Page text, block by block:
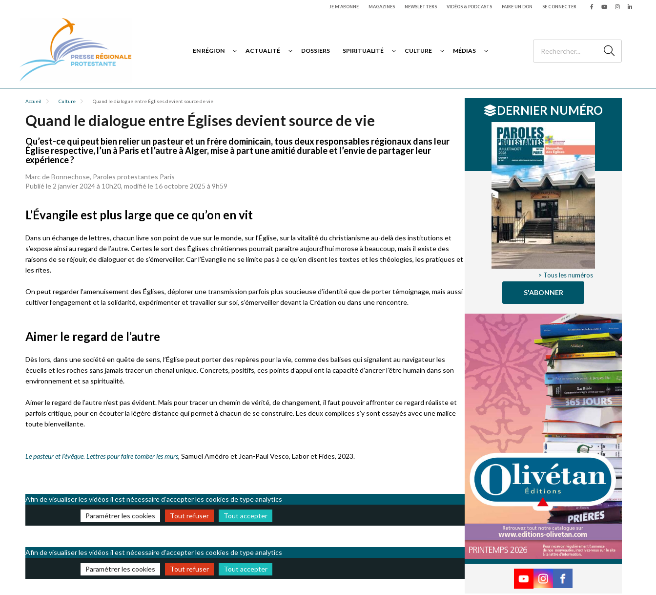
JE M'ABONNE MAGAZINES NEWSLETTERS VIDÉOS & PODCASTS FAIRE UN DON SE CONNECTER
EN RÉGION ACTUALITÉ DOSSIERS SPIRITUALITÉ CULTURE MÉDIAS
Accueil Culture Quand le dialogue entre Églises devient source de vie
Quand le dialogue entre Églises devient source de vie
Qu’est-ce qui peut bien relier un pasteur et un frère dominicain, tous deux responsables régionaux dans leur
Église respective, l’un à Paris et l’autre à Alger, mise à part une amitié durable et l’envie de partager leur
expérience ?
Marc de Bonnechose, Paroles protestantes Paris
Publié le 2 janvier 2024 à 10h20, modifié le 16 octobre 2025 à 9h59
L’Évangile est plus large que ce qu’on en vit
Dans un échange de lettres, chacun livre son point de vue sur le monde, sur l’Église, sur la vitalité du christianisme au-delà des institutions et
s’expose ainsi au regard de l’autre. Certes le sort des Églises chrétiennes pourrait paraître aujourd’hui morose à beaucoup, mais il existe des
raisons de se réjouir, de dialoguer et de s’émerveiller. Car l’Évangile ne se limite pas à ce qu’en disent les textes et les théologies, les pratiques et
les rites.
On peut regarder l’amenuisement des Églises, déplorer une transmission parfois plus soucieuse d’identité que de porter témoignage, mais aussi
cultiver l’engagement et la solidarité, expérimenter et travailler sur soi, s’émerveiller devant la Création ou dans une rencontre.
Aimer le regard de l’autre
Dès lors, dans une société en quête de sens, l’Église peut porter des repères pour la vie, comme des balises qui signalent au navigateur les
écueils et les roches sans jamais tracer un chenal unique. Concrets, positifs, ces points d’appui ont la capacité d’ancrer l’être humain dans son
environnement et sa spiritualité.
Aimer le regard de l’autre n’est pas évident. Mais pour tracer un chemin de vérité, de changement, il faut pouvoir affronter ce regard réaliste et
parfois critique, pour en écouter la légère distance qui permet à chacun de se construire. Les deux complices s’y sont essayés avec une malice
toute bienveillante.
Le pasteur et l’évêque. Lettres pour faire tomber les murs, Samuel Amédro et Jean-Paul Vesco, Labor et Fides, 2023.
Afin de visualiser les vidéos il est nécessaire d’accepter les cookies de type analytics
Paramétrer les cookies
Tout refuser Tout accepter
Afin de visualiser les vidéos il est nécessaire d’accepter les cookies de type analytics
Paramétrer les cookies
Tout refuser Tout accepter
DERNIER NUMÉRO
> Tous les numéros
S'ABONNER